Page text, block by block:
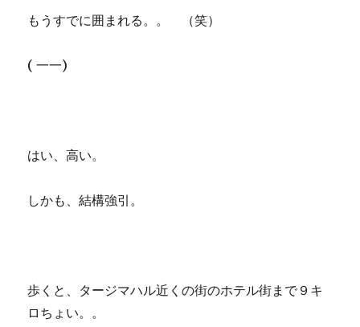
もうすでに囲まれる。。 （笑）
( 一一)
はい、高い。
しかも、結構強引。
歩くと、タージマハル近くの街のホテル街まで９キ
ロちょい。。